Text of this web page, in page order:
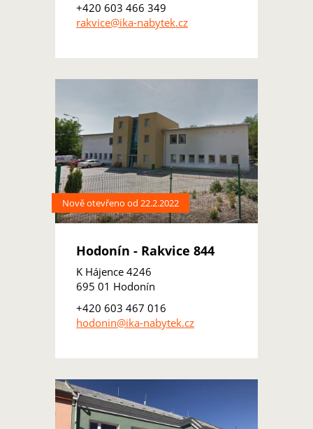
+420 603 466 349
rakvice@ika-nabytek.cz
Nově otevřeno od 22.2.2022
Hodonín - Rakvice 844
K Hájence 4246
695 01 Hodonín
+420 603 467 016
hodonin@ika-nabytek.cz